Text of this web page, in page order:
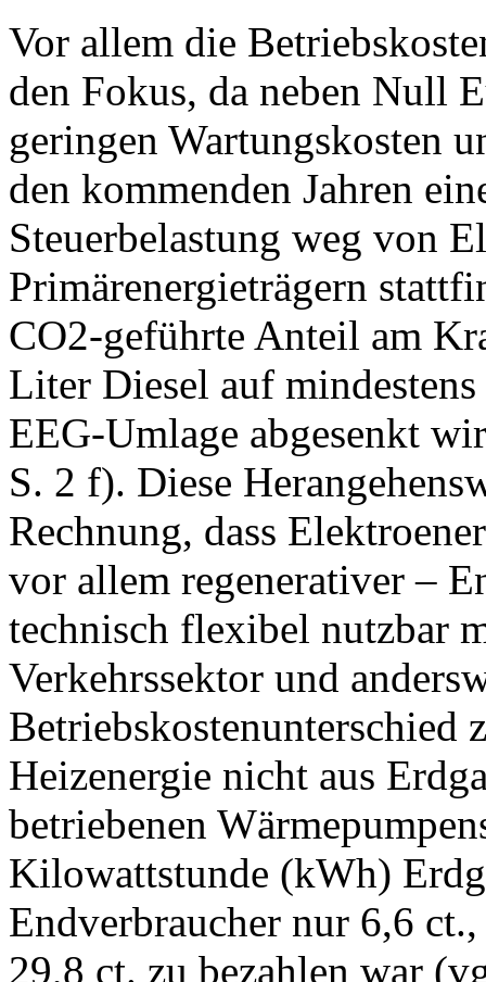
Vor allem die
den Fokus, da neben Null
geringen Wartungskosten
den kommenden Jahren
Steuerbelastung weg von
Primärenergieträgern
CO2-geführte Anteil am
Liter Diesel auf
EEG-Umlage abgesenkt
S. 2 f). Diese
Rechnung, dass
vor allem regenerativer –
technisch flexibel nutzbar
Verkehrssektor und
Betriebskostenunterschied
Heizenergie nicht aus
betriebenen
Kilowattstunde (kWh)
Endverbraucher nur 6,6
29,8 ct. zu bezahlen war